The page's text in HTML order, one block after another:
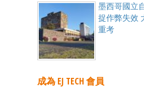
墨西哥國立
捉作弊失效
重考
成為 EJ TECH 會員